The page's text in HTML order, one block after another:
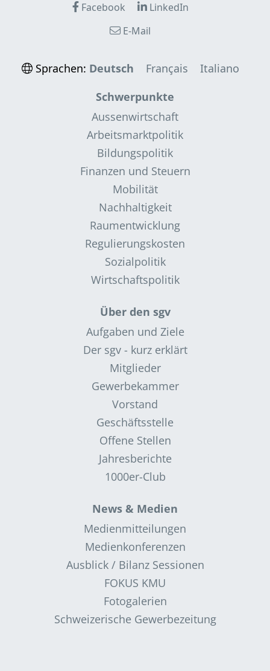
Facebook
LinkedIn
E-Mail
Sprachen: Deutsch Français
Italiano
Schwerpunkte
Aussenwirtschaft
Arbeitsmarktpolitik
Bildungspolitik
Finanzen und Steuern
Mobilität
Nachhaltigkeit
Raumentwicklung
Regulierungskosten
Sozialpolitik
Wirtschaftspolitik
Über den sgv
Aufgaben und Ziele
Der sgv - kurz erklärt
Mitglieder
Gewerbekammer
Vorstand
Geschäftsstelle
Offene Stellen
Jahresberichte
1000er-Club
News & Medien
Medienmitteilungen
Medienkonferenzen
Ausblick / Bilanz Sessionen
FOKUS KMU
Fotogalerien
Schweizerische Gewerbezeitung